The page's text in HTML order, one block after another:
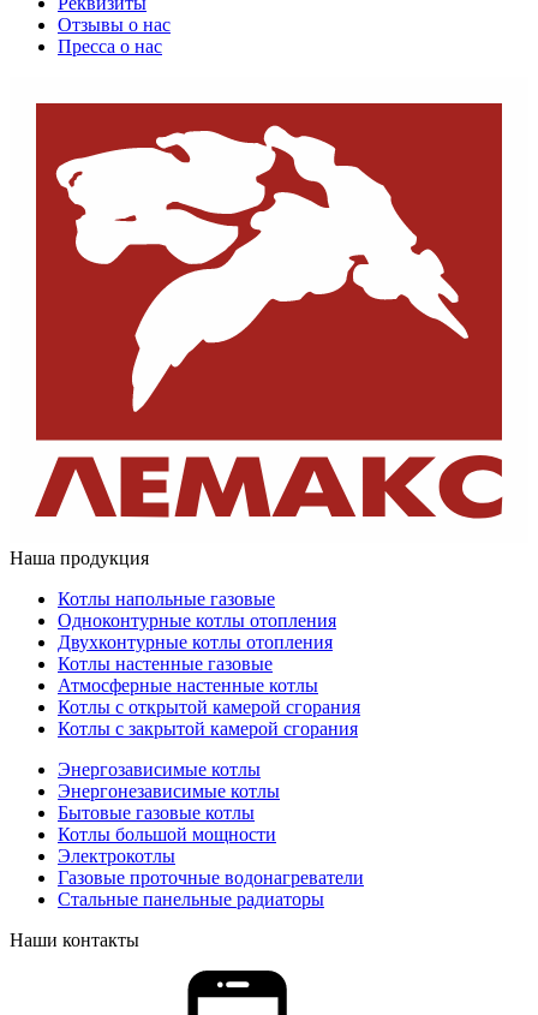
Отзывы о нас
Пресса о нас
Наша продукция
Котлы напольные газовые
Одноконтурные котлы отопления
Двухконтурные котлы отопления
Котлы настенные газовые
Атмосферные настенные котлы
Котлы с открытой камерой сгорания
Котлы с закрытой камерой сгорания
Энергозависимые котлы
Энергонезависимые котлы
Бытовые газовые котлы
Котлы большой мощности
Электрокотлы
Газовые проточные водонагреватели
Стальные панельные радиаторы
Наши контакты